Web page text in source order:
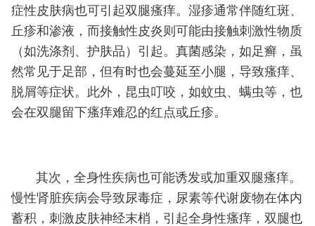
症性皮肤病也可引起双腿瘙痒。湿疹通常伴随红斑、
丘疹和渗液，而接触性皮炎则可能由接触刺激性物质
（如洗涤剂、护肤品）引起。真菌感染，如足癣，虽
然常见于足部，但有时也会蔓延至小腿，导致瘙痒、
脱屑等症状。此外，昆虫叮咬，如蚊虫、螨虫等，也
会在双腿留下瘙痒难忍的红点或丘疹。
其次，全身性疾病也可能诱发或加重双腿瘙痒。
慢性肾脏疾病会导致尿毒症，尿素等代谢废物在体内
蓄积，刺激皮肤神经末梢，引起全身性瘙痒，双腿也